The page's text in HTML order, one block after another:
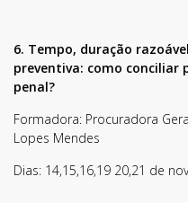
6. Tempo, duração
preventiva: como conciliar
penal?
Formadora: Procuradora
Lopes Mendes
Dias: 14,15,16,19 20,21 de